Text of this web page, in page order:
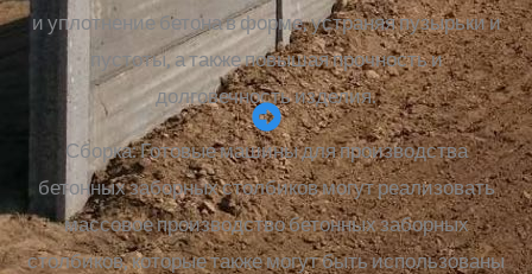
и уплотнение бетона в форме, устраняя пузырьки и
пустоты, а также повышая прочность и
долговечность изделия.
Сборка: Готовые машины для производства
бетонных заборных столбиков могут реализовать
массовое производство бетонных заборных
столбиков, которые также могут быть использованы